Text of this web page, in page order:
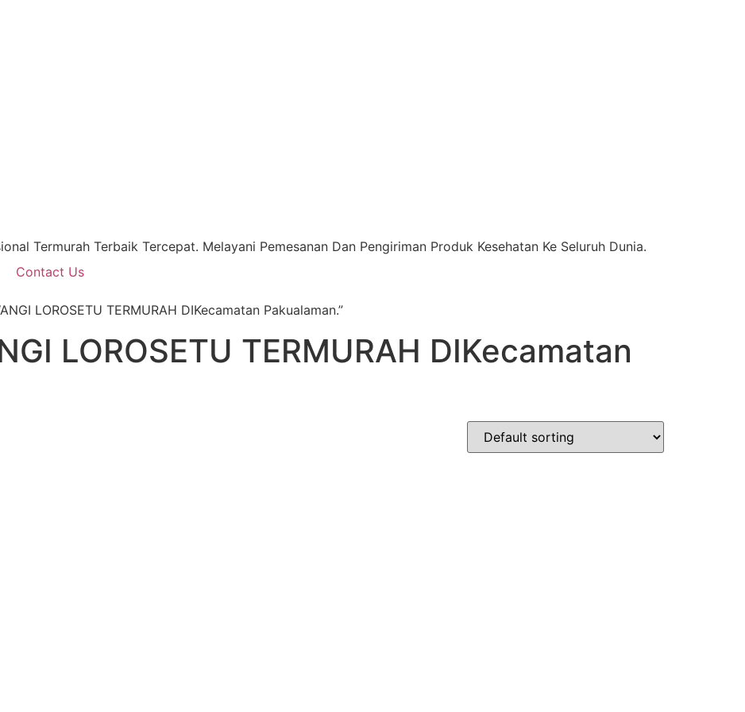
Termurah Terbaik Tercepat. Melayani Pemesanan Dan Pengiriman Produk Kesehatan Ke Seluruh Dunia.
Contact Us
LOROSETU TERMURAH DIKecamatan Pakualaman.”
LOROSETU TERMURAH DIKecamatan